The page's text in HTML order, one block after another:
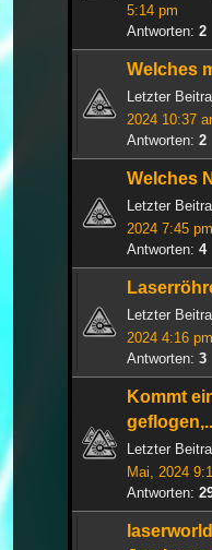
5:14 pm
Antworten: 2
Welches
Letzter
2024 10:37
Antworten: 2
Welches
Letzter
2024 7:45 pm
Antworten: 4
Letzter
2024 4:16 pm
Antworten: 3
Kommt
Letzter
Mai, 2024
Antworten: